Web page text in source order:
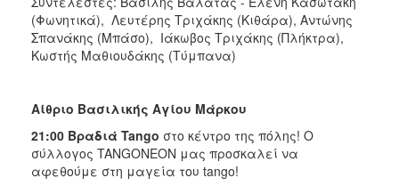
(Φωνητικά), Λευτέρης Τριχάκης (Κιθάρα), Αντώνης
Σπανάκης (Μπάσο), Ιάκωβος Τριχάκης (Πλήκτρα),
Κωστής Μαθιουδάκης (Τύμπανα)
Αίθριο Βασιλικής Αγίου Μάρκου
21:00 Βραδιά Tango στο κέντρο της πόλης! Ο
σύλλογος TANGONEΟN μας προσκαλεί να
αφεθούμε στη μαγεία του tango!